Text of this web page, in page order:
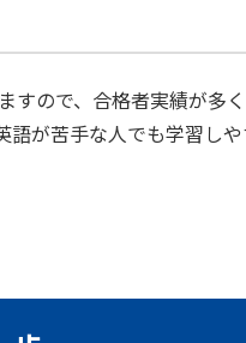
すので、合格者実績が多
が苦手な人でも学習し